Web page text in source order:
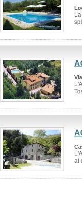
al